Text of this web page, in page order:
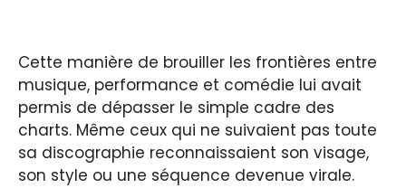
Cette manière de brouiller les frontières entre
musique, performance et comédie lui avait
permis de dépasser le simple cadre des
charts. Même ceux qui ne suivaient pas toute
sa discographie reconnaissaient son visage,
son style ou une séquence devenue virale.